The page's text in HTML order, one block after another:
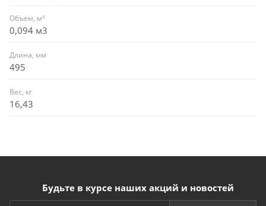
Объем, м³
0,094 м3
Длина, мм
495
Вес, кг
16,43
Будьте в курсе наших акций и новостей